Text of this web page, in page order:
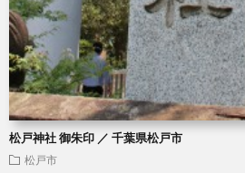
松戸神社 御朱印 ／ 千葉県松戸市
松戸市